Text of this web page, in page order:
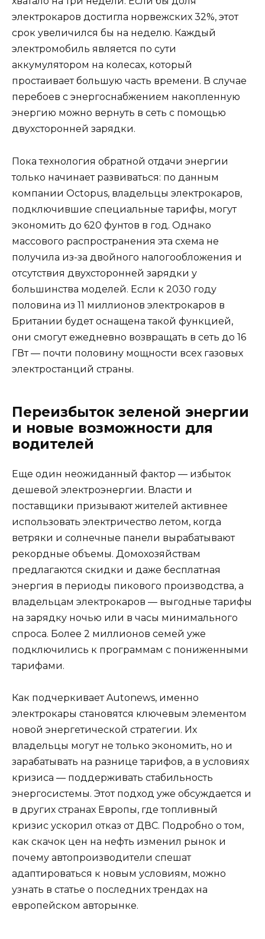
электрокаров достигла норвежских 32%, этот
срок увеличился бы на неделю. Каждый
электромобиль является по сути
аккумулятором на колесах, который
простаивает большую часть времени. В случае
перебоев с энергоснабжением накопленную
энергию можно вернуть в сеть с помощью
двухсторонней зарядки.
Пока технология обратной отдачи энергии
только начинает развиваться: по данным
компании Octopus, владельцы электрокаров,
подключившие специальные тарифы, могут
экономить до 620 фунтов в год. Однако
массового распространения эта схема не
получила из-за двойного налогообложения и
отсутствия двухсторонней зарядки у
большинства моделей. Если к 2030 году
половина из 11 миллионов электрокаров в
Британии будет оснащена такой функцией,
они смогут ежедневно возвращать в сеть до 16
ГВт — почти половину мощности всех газовых
электростанций страны.
Переизбыток зеленой энергии
и новые возможности для
водителей
Еще один неожиданный фактор — избыток
дешевой электроэнергии. Власти и
поставщики призывают жителей активнее
использовать электричество летом, когда
ветряки и солнечные панели вырабатывают
рекордные объемы. Домохозяйствам
предлагаются скидки и даже бесплатная
энергия в периоды пикового производства, а
владельцам электрокаров — выгодные тарифы
на зарядку ночью или в часы минимального
спроса. Более 2 миллионов семей уже
подключились к программам с пониженными
тарифами.
Как подчеркивает Autonews, именно
электрокары становятся ключевым элементом
новой энергетической стратегии. Их
владельцы могут не только экономить, но и
зарабатывать на разнице тарифов, а в условиях
кризиса — поддерживать стабильность
энергосистемы. Этот подход уже обсуждается и
в других странах Европы, где топливный
кризис ускорил отказ от ДВС. Подробно о том,
как скачок цен на нефть изменил рынок и
почему автопроизводители спешат
адаптироваться к новым условиям, можно
узнать в статье о последних трендах на
европейском авторынке.